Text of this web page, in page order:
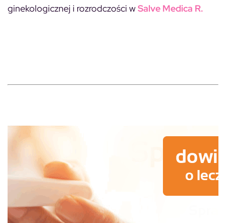
ginekologicznej i rozrodczości wSalve Medica R.